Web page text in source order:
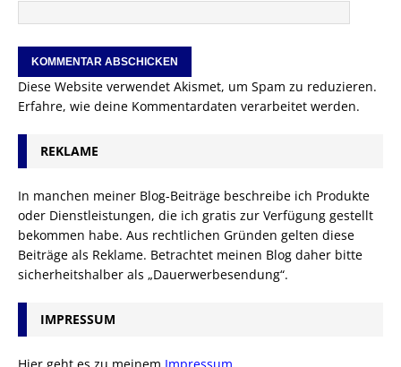
Diese Website verwendet Akismet, um Spam zu reduzieren.
Erfahre, wie deine Kommentardaten verarbeitet werden.
REKLAME
In manchen meiner Blog-Beiträge beschreibe ich Produkte
oder Dienstleistungen, die ich gratis zur Verfügung gestellt
bekommen habe. Aus rechtlichen Gründen gelten diese
Beiträge als Reklame. Betrachtet meinen Blog daher bitte
sicherheitshalber als „Dauerwerbesendung“.
IMPRESSUM